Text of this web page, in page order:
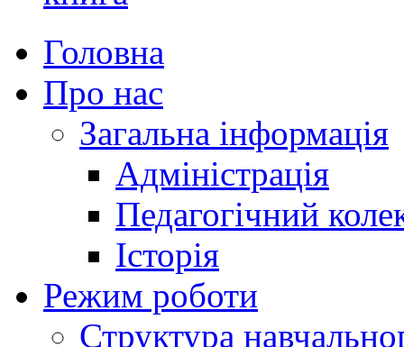
Головна
Про нас
Загальна інформація
Адміністрація
Педагогічний
Історія
Режим роботи
Структура